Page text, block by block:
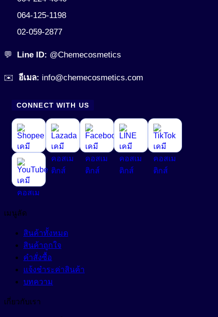
O/W Emulsifier
W/O Emulsifier
W/Si Emulsifier
สารสร้างเนื้อมุก (Pearlizing Agent)
สารออกฤทธิ์ (Active)
Anti Acne
Anti Stress Repair
Anti- inflammatory
Anti-Aging Agent
Anti-Allergy
Anti-Bacteria
Anti-Inflammation
Anti-Irritation
สารออกฤทธิ์ทางชีวภาพ (Bio Actives)
สารเพิ่มการละลาย (Solubilizer)
สารเพิ่มความข้น (Thickerner)
สารเพิ่มความข้น ในน้ำยาปรับผ้านุ่ม (Fabric Softener)
สารเพิ่มความขาวสว่าง (Optical Brightening Agent)
สารเพิ่มคุณสมบัติกันน้ำ (Waterproofing Agent)
สารเพิ่มประสิทธิภาพเนื้อสัมผัส (Sensory Enhancer)
064-125-1198
02-059-2877
💬 Line ID: @Chemecosmetics
✉️ อีเมล: info@chemecosmetics.com
CONNECT WITH US
เมนูลัด
สินค้าทั้งหมด
สินค้าถูกใจ
คำสั่งซื้อ
แจ้งชำระค่าสินค้า
บทความ
เกี่ยวกับเรา